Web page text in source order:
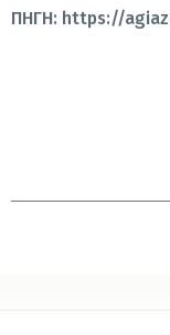
ΠΗΓΗ: https://